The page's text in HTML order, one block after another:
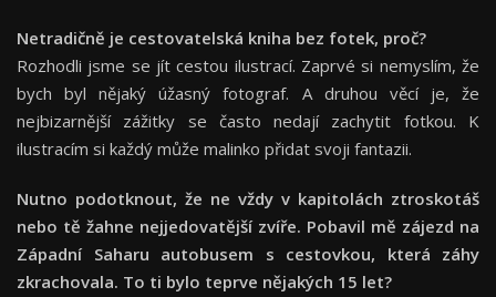
Netradičně je cestovatelská kniha bez fotek, proč?
Rozhodli jsme se jít cestou ilustrací. Zaprvé si nemyslím, že
bych byl nějaký úžasný fotograf. A druhou věcí je, že
nejbizarnější zážitky se často nedají zachytit fotkou. K
ilustracím si každý může malinko přidat svoji fantazii.
Nutno podotknout, že ne vždy v kapitolách ztroskotáš
nebo tě žahne nejjedovatější zvíře. Pobavil mě zájezd na
Západní Saharu autobusem s cestovkou, která záhy
zkrachovala. To ti bylo teprve nějakých 15 let?